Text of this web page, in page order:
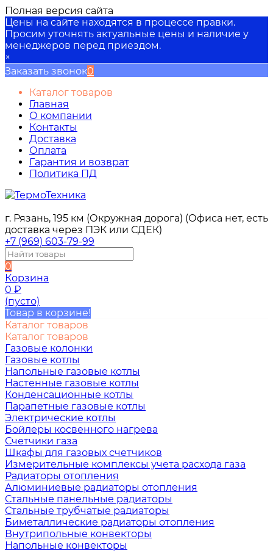
Полная версия сайта
Цены на сайте находятся в процессе правки.
Просим уточнять актуальные цены и наличие у
менеджеров перед приездом.
×
Заказать звонок0
Каталог товаров
Главная
О компании
Контакты
Доставка
Оплата
Гарантия и возврат
Политика ПД
г. Рязань, 195 км (Окружная дорога) (Офиса нет, есть
доставка через ПЭК или СДЕК)
+7 (969) 603-79-99
0
Корзина
0 ₽
(пусто)
Товар в корзине!
Каталог товаров
Каталог товаров
Газовые колонки
Газовые котлы
Напольные газовые котлы
Настенные газовые котлы
Конденсационные котлы
Парапетные газовые котлы
Электрические котлы
Бойлеры косвенного нагрева
Счетчики газа
Шкафы для газовых счетчиков
Измерительные комплексы учета расхода газа
Радиаторы отопления
Алюминиевые радиаторы отопления
Стальные панельные радиаторы
Стальные трубчатые радиаторы
Биметаллические радиаторы отопления
Внутрипольные конвекторы
Напольные конвекторы